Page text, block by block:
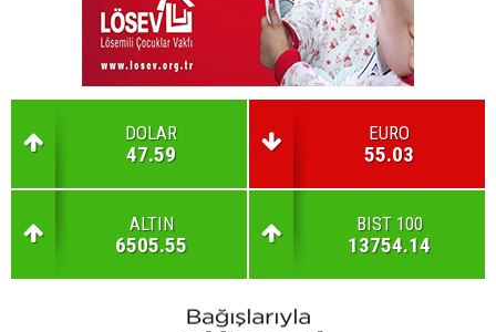
DOLAR
47.59
EURO
55.03
ALTIN
6505.55
BIST 100
13754.14